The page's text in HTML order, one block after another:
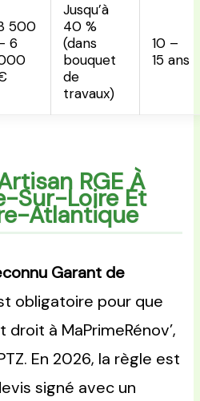
500
6
Jusqu’à
40 %
(dans
bouquet
de
travaux)
10 –
15 ans
RGE À
Sur-Loire Et
Atlantique
Garant de
obligatoire pour que
à MaPrimeRénov’,
En 2026, la règle est
signé avec un